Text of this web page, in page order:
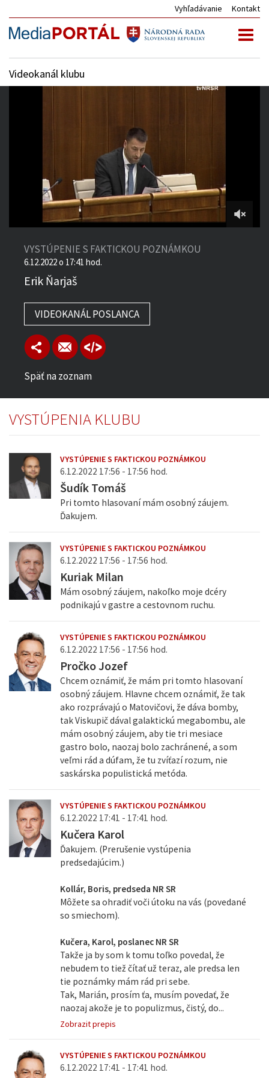
Vyhľadávanie Kontakt
Videokanál klubu
5:40:26
VYSTÚPENIE S FAKTICKOU POZNÁMKOU
6.12.2022 o 17:41 hod.
Erik Ňarjaš
VIDEOKANÁL POSLANCA
Späť na zoznam
VYSTÚPENIA KLUBU
VYSTÚPENIE S FAKTICKOU POZNÁMKOU
6.12.2022 17:56 - 17:56 hod.
Šudík Tomáš
Pri tomto hlasovaní mám osobný záujem.
Ďakujem.
VYSTÚPENIE S FAKTICKOU POZNÁMKOU
6.12.2022 17:56 - 17:56 hod.
Kuriak Milan
Mám osobný záujem, nakoľko moje dcéry
podnikajú v gastre a cestovnom ruchu.
VYSTÚPENIE S FAKTICKOU POZNÁMKOU
6.12.2022 17:56 - 17:56 hod.
Pročko Jozef
Chcem oznámiť, že mám pri tomto hlasovaní
osobný záujem. Hlavne chcem oznámiť, že tak
ako rozprávajú o Matovičovi, že dáva bomby,
tak Viskupič dával galaktickú megabombu, ale
mám osobný záujem, aby tie tri mesiace
gastro bolo, naozaj bolo zachránené, a som
veľmi rád a dúfam, že tu zvíťazí rozum, nie
saskárska populistická metóda.
VYSTÚPENIE S FAKTICKOU POZNÁMKOU
6.12.2022 17:41 - 17:41 hod.
Kučera Karol
Ďakujem. (Prerušenie vystúpenia
predsedajúcim.)
Kollár, Boris, predseda NR SR
Môžete sa ohradiť voči útoku na vás (povedané
so smiechom).
Kučera, Karol, poslanec NR SR
Takže ja by som k tomu toľko povedal, že
nebudem to tiež čítať už teraz, ale predsa len
tie poznámky mám rád pri sebe.
Tak, Marián, prosím ťa, musím povedať, že
naozaj akože je to populizmus, čistý, do...
Zobrazit prepis
VYSTÚPENIE S FAKTICKOU POZNÁMKOU
6.12.2022 17:41 - 17:41 hod.